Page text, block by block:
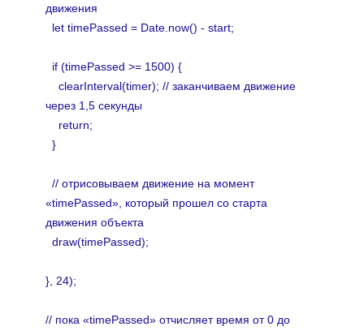
движения
let timePassed = Date.now() - start;
if (timePassed >= 1500) {
clearInterval(timer); // заканчиваем движение
через 1 5 секунды
return;
}
// отрисовываем движение на момент
«timePassed», который прошел со старта
движения объекта
draw(timePassed);
}, 24);
// пока «timePassed» отчисляет время от 0 до